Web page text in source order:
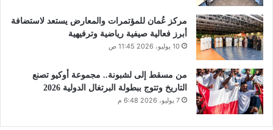
مركز عُمان للمؤتمرات والمعارض يستعد لاستضافة
أبرز فعالية صيفية رياضية وترفيهية
10 يوليو، 2026 11:45 ص
من مسقط إلى لشبونة.. مجموعة أوكيو تصنع
التاريخ وتتوج ببطولة البرتغال الدولية 2026
7 يوليو، 2026 6:48 م